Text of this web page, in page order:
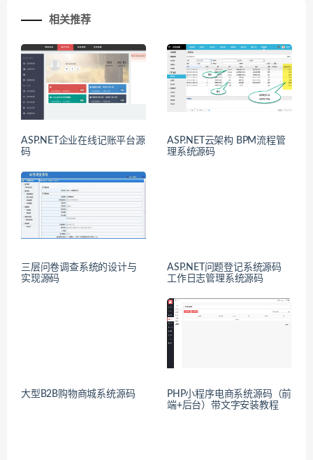
相关推荐
ASP.NET企业在线记账平台源
码
ASP.NET云架构 BPM流程管
理系统源码
三层问卷调查系统的设计与
实现源码
ASP.NET问题登记系统源码
工作日志管理系统源码
大型B2B购物商城系统源码
PHP小程序电商系统源码（前
端+后台）带文字安装教程